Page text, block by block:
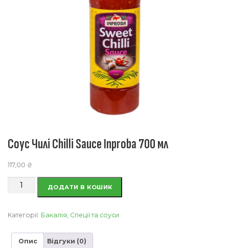
Соус Чилі Chilli Sauce Inproba 700 мл
117,00 ₴
Соус
Sauce
700
ДОДАТИ В КОШИК
Категорії: Бакалія Спеції та соуси
Опис Відгуки (0)